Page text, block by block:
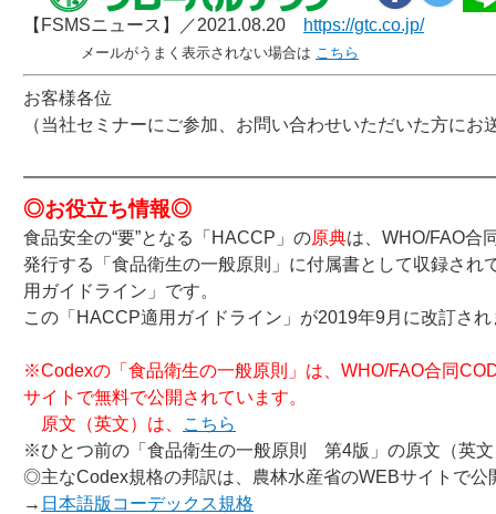
【FSMSニュース】／2021.08.20 https://gtc.co.jp/
メールがうまく表示されない場合は こちら
お客様各位
（当社セミナーにご参加、お問い合わせいただいた方にお
◎お役立ち情報◎
食品安全の“要”となる「HACCP」の原典は、WHO/FAO合
発行する「食品衛生の一般原則」に付属書として収録され
用ガイドライン」です。
この「HACCP適用ガイドライン」が2019年9月に改訂され
※Codexの「食品衛生の一般原則」は、WHO/FAO合同
サイトで無料で公開されています。
原文（英文）は、
こちら
※ひとつ前の「食品衛生の一般原則 第4版」の原文（英文
◎主なCodex規格の邦訳は、農林水産省のWEBサイトで公
→ 日本語版コーデックス規格